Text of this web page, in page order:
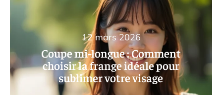
Coupe mi-longue : Comment
choisir la frange idéale pour
sublimer votre visage
12 mars 2026